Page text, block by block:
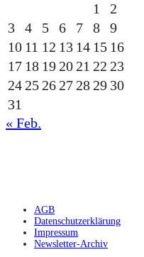
1
2
3
4 5 6 7 8
9
10 11 12 13 14 15 16
17 18 192021 22 23
242526272829 30
31
« Feb.
AGB
Datenschutzerklärung
Impressum
Newsletter-Archiv